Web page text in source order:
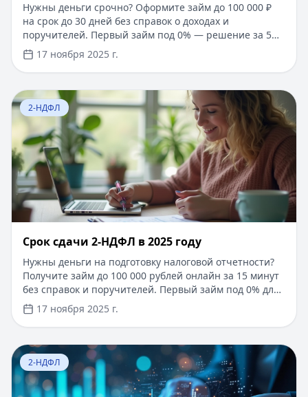
Нужны деньги срочно? Оформите займ до 100 000 ₽
на срок до 30 дней без справок о доходах и
поручителей. Первый займ под 0% — решение за 5
минут. Не требуется подтверждение трудоустройства
или документы. Быстрое одобрение и перевод на
карту. Выбирайте удобные условия онлайн.
17 ноября 2025 г.
Перейти к статье:Срок сдачи 2-НДФЛ в 2025 году
2-НДФЛ
Срок сдачи 2-НДФЛ в 2025 году
Нужны деньги на подготовку налоговой отчетности?
Получите займ до 100 000 рублей онлайн за 15 минут
без справок и поручителей. Первый займ под 0% для
новых клиентов, одобрение 99%, нужен только
паспорт. А пока познакомьтесь с нашим подробным
руководством по срокам и правилам подачи справки
2-НДФЛ в 2025 году. Мы расскажем об основных
изменениях, поможем избежать ошибок и штрафов.
17 ноября 2025 г.
Перейти к статье:Справка 2-НДФЛ — образец
2-НДФЛ